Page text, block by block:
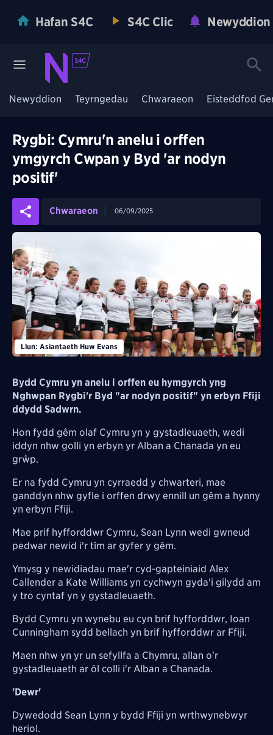
Hafan S4C S4C Clic Newyddion
Newyddion Teyrngedau Chwaraeon Eisteddfod
Rygbi: Cymru'n anelu i orffen
ymgyrch Cwpan y Byd 'ar nodyn
positif'
Chwaraeon 06/09/2025
Llun: Asiantaeth Huw Evans
Bydd Cymru yn anelu i orffen eu hymgyrch yng
Nghwpan Rygbi'r Byd "ar nodyn positif" yn erbyn Ffiji
ddydd Sadwrn.
Hon fydd gêm olaf Cymru yn y gystadleuaeth, wedi
iddyn nhw golli yn erbyn yr Alban a Chanada yn eu
grŵp.
Er na fydd Cymru yn cyrraedd y chwarteri, mae
ganddyn nhw gyfle i orffen drwy ennill un gêm a hynny
yn erbyn Ffiji.
Mae prif hyfforddwr Cymru, Sean Lynn wedi gwneud
pedwar newid i'r tîm ar gyfer y gêm.
Ymysg y newidiadau mae'r cyd-gapteiniaid Alex
Callender a Kate Williams yn cychwyn gyda'i gilydd am
y tro cyntaf yn y gystadleuaeth.
Bydd Cymru yn wynebu eu cyn brif hyfforddwr, Ioan
Cunningham sydd bellach yn brif hyfforddwr ar Ffiji.
Maen nhw yn yr un sefyllfa a Chymru, allan o'r
gystadleuaeth ar ôl colli i'r Alban a Chanada.
'Dewr'
Dywedodd Sean Lynn y bydd Ffiji yn wrthwynebwyr
heriol.